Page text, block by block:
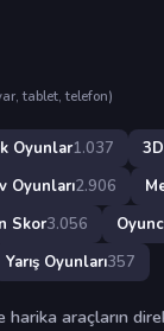
tablet, telefon)
Oyunlar1.037
Oyunları2.906
Skor3.056
Yarış Oyunları357
araçların